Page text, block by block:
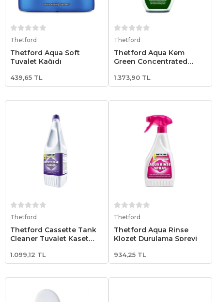
Thetford
Thetford Aqua Soft
Tuvalet Kağıdı
439,65 TL
Thetford
Thetford Aqua Kem
Green Concentrated
1.373,90 TL
Thetford
Thetford Cassette Tank
Cleaner Tuvalet Kaset
1.099,12 TL
Thetford
Thetford Aqua Rinse
Klozet Durulama Spreyi
934,25 TL